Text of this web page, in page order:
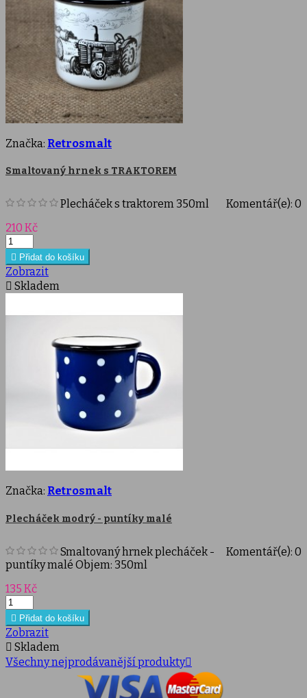
Značka: Retrosmalt
Smaltovaný hrnek s TRAKTOREM
Komentář(e): 0
Plecháček s traktorem 350ml
Cena
210 Kč
 Přidat do košíku
Zobrazit
 Skladem
Značka: Retrosmalt
Plecháček modrý - puntíky malé
Komentář(e): 0
Smaltovaný hrnek plecháček -
puntíky malé Objem: 350ml
Cena
135 Kč
 Přidat do košíku
Zobrazit
 Skladem
Všechny nejprodávanější produkty